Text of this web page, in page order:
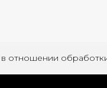
отношении